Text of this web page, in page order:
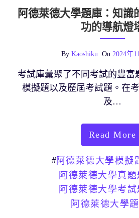
阿德萊德大學題庫：知識
功的導航燈
By Kaoshiku On 2024年
考試庫彙聚了不同考試的豐富
模擬題以及歷屆考試題。在
及…
Read More
#阿德萊德大學模擬
阿德萊德大學真題
阿德萊德大學考試
阿德萊德大學